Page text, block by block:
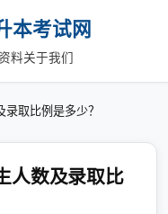
本考试网
料关于我们
取比例是多少？
人数及录取比